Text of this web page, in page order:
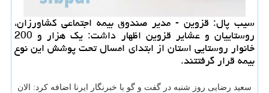
سیب پال: قزوین - مدیر صندوق بیمه اجتماعی كشاورزان،
روستاییان و عشایر قزوین اظهار داشت: یك هزار و 200
خانوار روستایی استان از ابتدای امسال تحت پوشش این نوع
بیمه قرار گرفتتند.
سعید رضایی روز شنبه در گفت و گو با خبرنگار ایرنا اضافه كرد: الان